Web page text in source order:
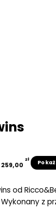
259,00
zł
od
z